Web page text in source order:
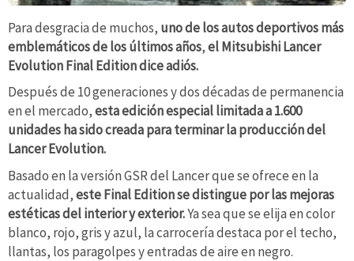
Para desgracia de muchos, uno de los autos deportivos más
emblemáticos de los últimos años,el Mitsubishi Lancer
Evolution Final Edition dice adiós.
Después de 10 generaciones y dos décadas de permanencia
en el mercado,esta edición especial limitada a 1.600
unidades ha sido creada para terminar la producción del
Lancer Evolution.
Basado en la versión GSR del Lancer que se ofrece en la
actualidad,este Final Edition se distingue por las mejoras
estéticas del interior y exterior.Ya sea que se elija en color
blanco, rojo, gris y azul, la carrocería destaca por el techo,
llantas, los paragolpes y entradas de aire en negro.